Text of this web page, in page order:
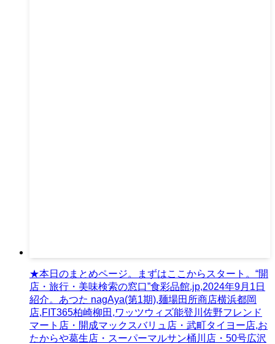
★本日のまとめページ。まずはここからスタート。“開
店・旅行・美味検索の窓口”食彩品館.jp,2024年9月1日
紹介。あつた nagAya(第1期),麺場田所商店横浜都岡
店,FIT365柏崎柳田,ワッツウィズ能登川佐野フレンド
マート店・開成マックスバリュ店・武町タイヨー店,お
たからや葛生店・スーパーマルサン桶川店・50号広沢